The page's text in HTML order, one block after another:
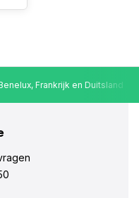
Frankrijk en Duitsland